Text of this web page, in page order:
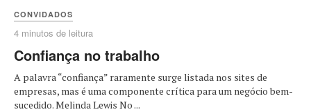
CONVIDADOS
4 minutos de leitura
Confiança no trabalho
A palavra “confiança” raramente surge listada nos sites de
empresas, mas é uma componente crítica para um negócio bem-
sucedido. Melinda Lewis No ...